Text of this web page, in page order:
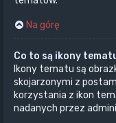
Na górę
Co to są ikony
Ikony tematu są
skojarzonymi z
korzystania z ikon
nadanych przez